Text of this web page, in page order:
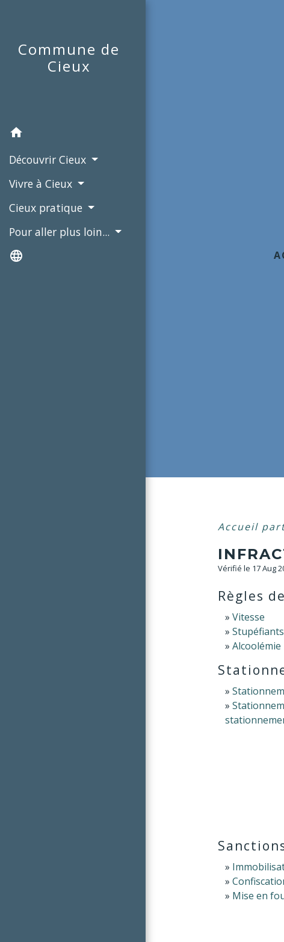
Commune de
Cieux
home
Découvrir Cieux
Vivre à Cieux
Cieux pratique
Pour aller plus loin...
language
Accueil
Vérifié le 17 Aug
Règles
Vitesse
Stupéfiants
Alcoolémie
Mise en